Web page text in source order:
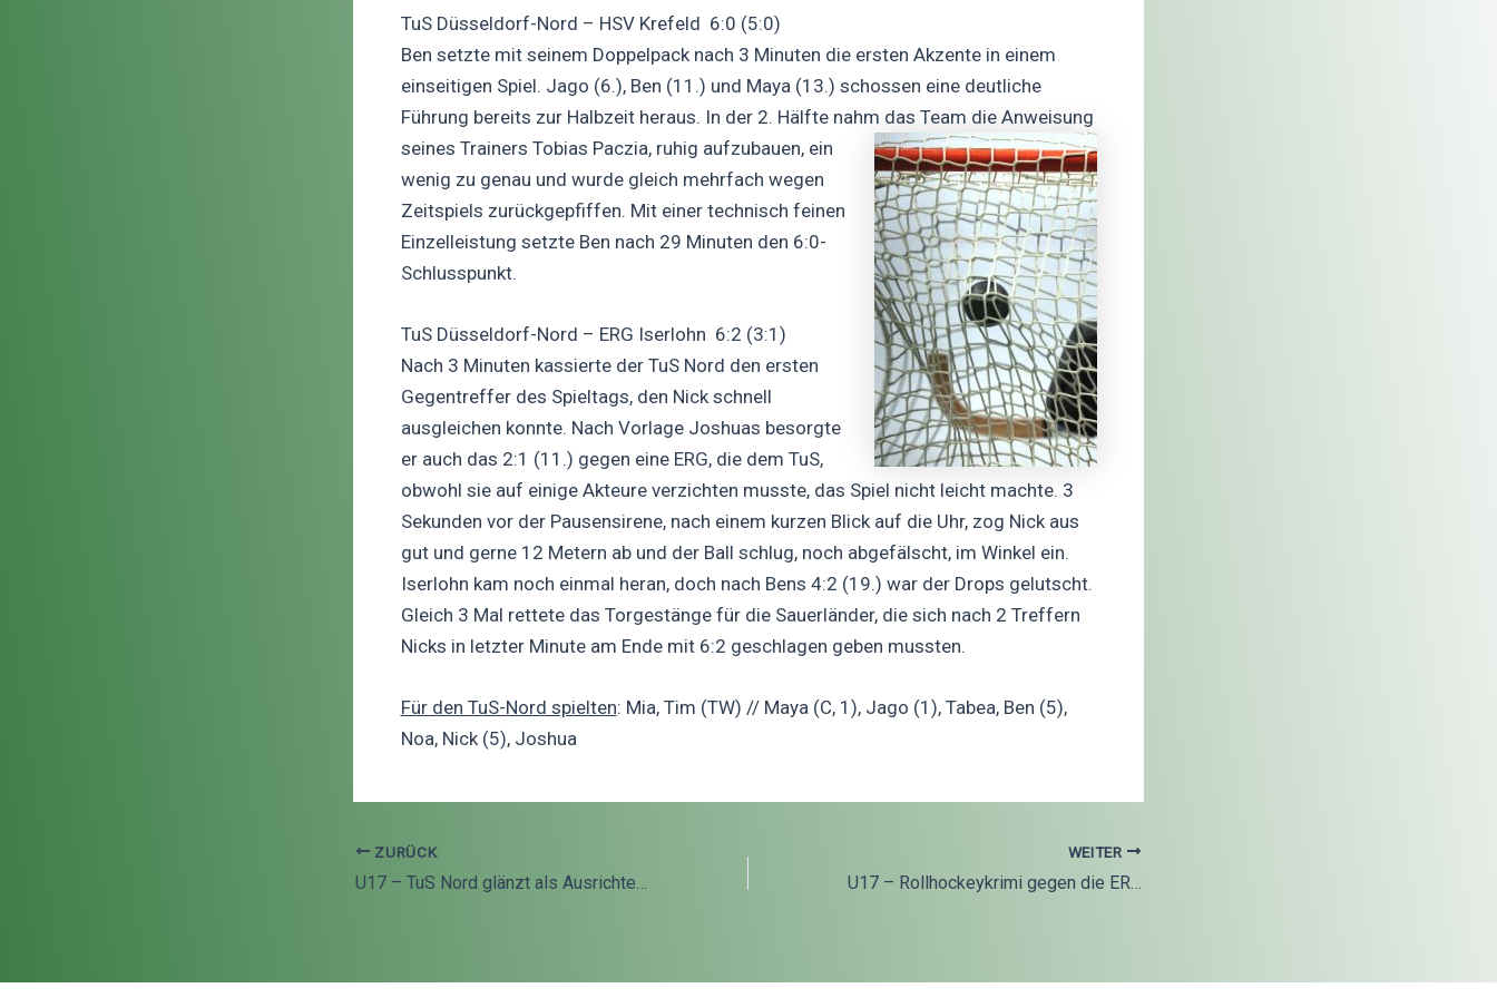
TuS Düsseldorf-Nord – HSV Krefeld 6:0 (5:0)
Ben setzte mit seinem Doppelpack nach 3 Minuten die ersten Akzente in einem
einseitigen Spiel. Jago (6.), Ben (11.) und Maya (13.) schossen eine deutliche
Führung bereits zur Halbzeit heraus. In der 2. Hälfte nahm das Team die Anweisung
seines Trainers Tobias Paczia, ruhig aufzubauen, ein
wenig zu genau und wurde gleich mehrfach wegen
Zeitspiels zurückgepfiffen. Mit einer technisch feinen
Einzelleistung setzte Ben nach 29 Minuten den 6:0-
Schlusspunkt.
TuS Düsseldorf-Nord – ERG Iserlohn 6:2 (3:1)
Nach 3 Minuten kassierte der TuS Nord den ersten
Gegentreffer des Spieltags, den Nick schnell
ausgleichen konnte. Nach Vorlage Joshuas besorgte
er auch das 2:1 (11.) gegen eine ERG, die dem TuS,
obwohl sie auf einige Akteure verzichten musste, das Spiel nicht leicht machte. 3
Sekunden vor der Pausensirene, nach einem kurzen Blick auf die Uhr, zog Nick aus
gut und gerne 12 Metern ab und der Ball schlug, noch abgefälscht, im Winkel ein.
Iserlohn kam noch einmal heran, doch nach Bens 4:2 (19.) war der Drops gelutscht.
Gleich 3 Mal rettete das Torgestänge für die Sauerländer, die sich nach 2 Treffern
Nicks in letzter Minute am Ende mit 6:2 geschlagen geben mussten.
Für den TuS-Nord spielten: Mia, Tim (TW) // Maya (C, 1), Jago (1), Tabea, Ben (5),
Noa, Nick (5), Joshua
Beitragsnavigation
ZURÜCK
U17 – TuS Nord glänzt als Ausrichter eines großartigen internationalen Jugendturniers
WEITER
U17 – Rollhockeykrimi gegen die ERG Iserlohn